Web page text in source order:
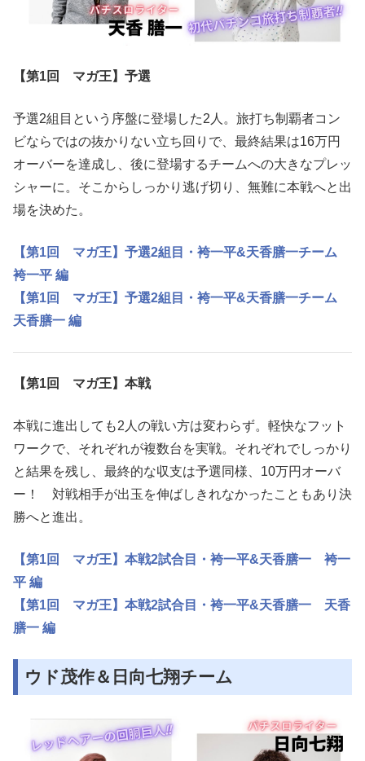
【第1回 マガ王】予選
予選2組目という序盤に登場した2人。旅打ち制覇者コン
ビならではの抜かりない立ち回りで、最終結果は16万円
オーバーを達成し、後に登場するチームへの大きなプレッ
シャーに。そこからしっかり逃げ切り、無難に本戦へと出
場を決めた。
【第1回 マガ王】予選2組目・袴一平&天香膳一チーム
袴一平 編
【第1回 マガ王】予選2組目・袴一平&天香膳一チーム
天香膳一 編
【第1回 マガ王】本戦
本戦に進出しても2人の戦い方は変わらず。軽快なフット
ワークで、それぞれが複数台を実戦。それぞれでしっかり
と結果を残し、最終的な収支は予選同様、10万円オーバ
ー！ 対戦相手が出玉を伸ばしきれなかったこともあり決
勝へと進出。
【第1回 マガ王】本戦2試合目・袴一平&天香膳一 袴一
平 編
【第1回 マガ王】本戦2試合目・袴一平&天香膳一 天香
膳一 編
ウド茂作＆日向七翔チーム